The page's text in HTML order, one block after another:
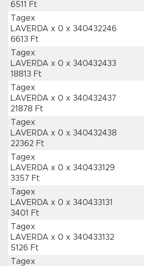
6511 Ft
Tagex
LAVERDA x 0 x 340432246
6613 Ft
Tagex
LAVERDA x 0 x 340432433
18813 Ft
Tagex
LAVERDA x 0 x 340432437
21878 Ft
Tagex
LAVERDA x 0 x 340432438
22362 Ft
Tagex
LAVERDA x 0 x 340433129
3357 Ft
Tagex
LAVERDA x 0 x 340433131
3401 Ft
Tagex
LAVERDA x 0 x 340433132
5126 Ft
Tagex